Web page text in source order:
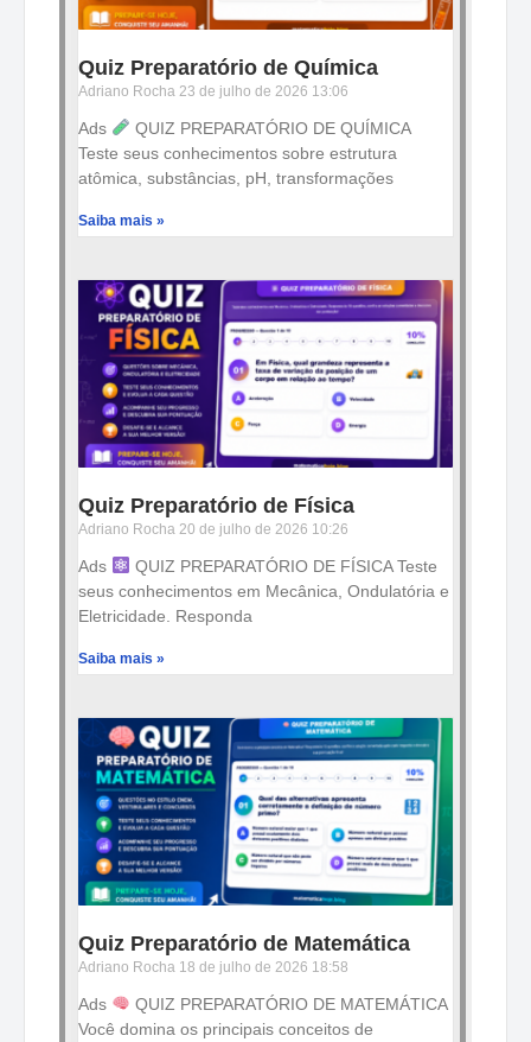
Quiz Preparatório de Química
Adriano Rocha 23 de julho de 2026 13:06
Ads
QUIZ PREPARATÓRIO DE QUÍMICA
Teste seus conhecimentos sobre estrutura
atômica, substâncias, pH, transformações
Saiba mais »
Quiz Preparatório de Física
Adriano Rocha 20 de julho de 2026 10:26
Ads
QUIZ PREPARATÓRIO DE FÍSICA Teste
seus conhecimentos em Mecânica, Ondulatória e
Eletricidade. Responda
Saiba mais »
Quiz Preparatório de Matemática
Adriano Rocha 18 de julho de 2026 18:58
Ads
QUIZ PREPARATÓRIO DE MATEMÁTICA
Você domina os principais conceitos de